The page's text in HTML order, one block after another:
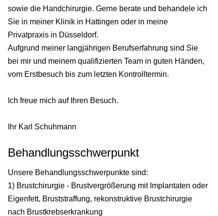
sowie die Handchirurgie. Gerne berate und behandele ich
Sie in meiner Klinik in Hattingen oder in meine
Privatpraxis in Düsseldorf.
Aufgrund meiner langjährigen Berufserfahrung sind Sie
bei mir und meinem qualifizierten Team in guten Händen,
vom Erstbesuch bis zum letzten Kontrolltermin.
Ich freue mich auf Ihren Besuch.
Ihr Karl Schuhmann
Behandlungsschwerpunkt
Unsere Behandlungsschwerpunkte sind:
1) Brustchirurgie - Brustvergrößerung mit Implantaten oder
Eigenfett, Bruststraffung, rekonstruktive Brustchirurgie
nach Brustkrebserkrankung